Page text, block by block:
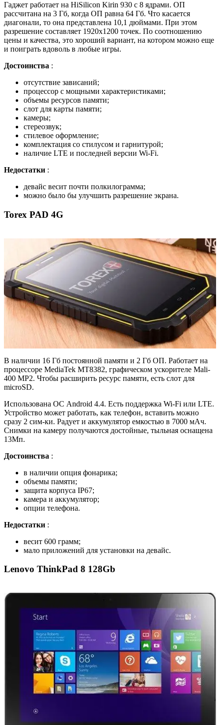
Гаджет работает на HiSilicon Kirin 930 с 8 ядрами. ОП
рассчитана на 3 Гб, когда ОП равна 64 Гб. Что касается
диагонали, то она представлена 10,1 дюймами. При этом
разрешение составляет 1920х1200 точек. По соотношению
цены и качества, это хороший вариант, на котором можно еще
и поиграть вдоволь в любые игры.
Достоинства :
отсутствие зависаний;
процессор с мощными характеристиками;
объемы ресурсов памяти;
слот для карты памяти;
камеры;
стереозвук;
стилевое оформление;
комплектация со стилусом и гарнитурой;
наличие LTE и последней версии Wi-Fi.
Недостатки :
девайс весит почти полкилограмма;
можно было бы улучшить разрешение экрана.
Torex PAD 4G
В наличии 16 Гб постоянной памяти и 2 Гб ОП. Работает на
процессоре MediaTek MT8382, графическом ускорителе Mali-
400 MP2. Чтобы расширить ресурс памяти, есть слот для
microSD.
Использована ОС Android 4.4. Есть поддержка Wi-Fi или LTE.
Устройство может работать, как телефон, вставить можно
сразу 2 сим-ки. Радует и аккумулятор емкостью в 7000 мАч.
Снимки на камеру получаются достойные, тыльная оснащена
13Мп.
Достоинства :
в наличии опция фонарика;
объемы памяти;
защита корпуса IP67;
камера и аккумулятор;
опции телефона.
Недостатки :
весит 600 грамм;
мало приложений для установки на девайс.
Lenovo ThinkPad 8 128Gb